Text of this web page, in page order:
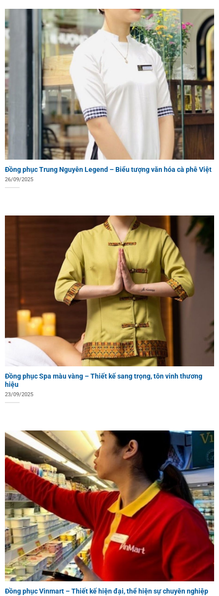
Đồng phục Trung Nguyên Legend – Biểu tượng văn hóa cà phê Việt
26/09/2025
Đồng phục Spa màu vàng – Thiết kế sang trọng, tôn vinh thương
hiệu
23/09/2025
Đồng phục Vinmart – Thiết kế hiện đại, thể hiện sự chuyên nghiệp